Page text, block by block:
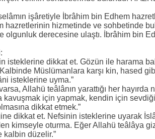
işâretiyle İbrâhim bin Edhem
hazretlerinin hizmetinde ve sohbetinde
olgunluk derecesine ulaştı. İbrâhim bin
isteklerine dikkat et. Gözün ile harama
Müslümanlara karşı kin, hased
isteklerine uyma.”
Allahü teâlânın yarattığı her hayırda
kavuşmak için yapmak, kendin için
dikkat etmek.”
dikkat et. Nefsinin isteklerine uyarak
kimseyle oturma. Eğer Allahü teâlâya
kalbin düzelir.”